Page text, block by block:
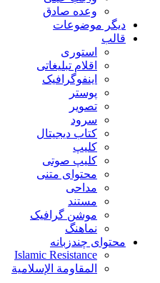
وعده صادق
دیگر موضوعات
قالب
استوری
اقلام تبلیغاتی
اینفو‌گرافیک
پوستر
تصویر
سرود
کتاب دیجیتال
کلیپ
کلیپ صوتی
محتوای متنی
مداحی
مستند
موشن گرافیک
نماهنگ
محتوای چندزبانه
Islamic Resistance
المقاومة الإسلامية